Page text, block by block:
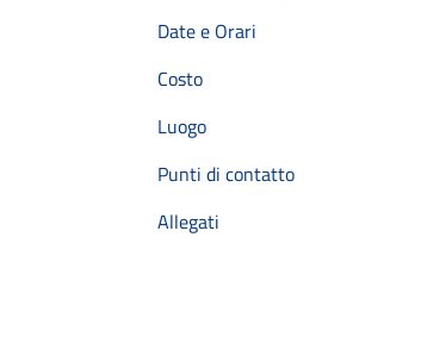
Date e Orari
Costo
Luogo
Punti di contatto
Allegati